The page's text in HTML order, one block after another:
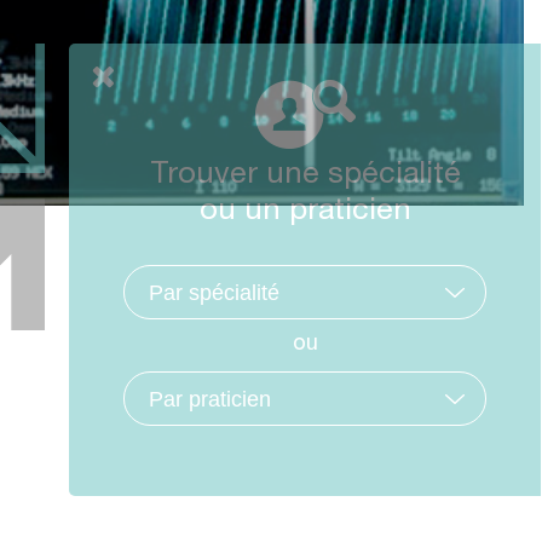
Trouver une spécialité
ou un praticien
ou